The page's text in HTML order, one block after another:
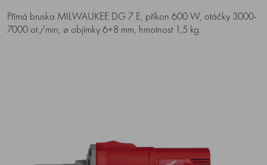
Přímá bruska MILWAUKEE DG 7 E, příkon 600 W, otáčky 3000-
7000 ot./min, ø objímky 6+8 mm, hmotnost 1,5 kg.